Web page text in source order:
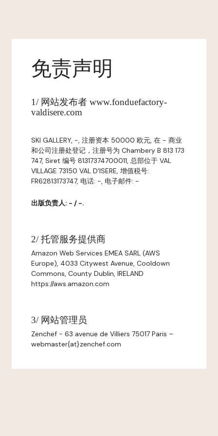
免责声明
1/ 网站发布者 www.fonduefactory-
valdisere.com
SKI GALLERY, -, 注册资本 50000 欧元, 在 - 商业
和公司注册处登记，注册号为 Chambery B 813 173
747, Siret 编号 81317374700011, 总部位于 VAL
VILLAGE 73150 VAL D'ISERE, 增值税号:
FR62813173747, 电话: -, 电子邮件: -
出版负责人: - / -.
2/ 托管服务提供商
Amazon Web Services EMEA SARL (AWS
Europe), 4033 Citywest Avenue, Cooldown
Commons, County Dublin, IRELAND
https://aws.amazon.com
3/ 网站管理员
Zenchef - 63 avenue de Villiers 75017 Paris –
webmaster{at}zenchef.com